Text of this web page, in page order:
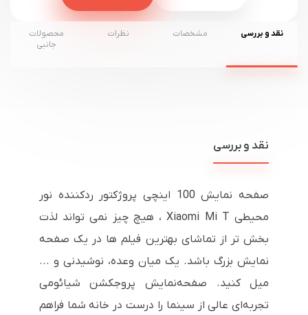
نقد و بررسی مشخصات نظرات
محصولات
جانبی
نقد و بررسی
صفحه نمایش 100 اینچی پروژکتور ردکننده نور
محیطی Xiaomi Mi T ، هیچ چیز نمی تواند لذت
بخش تر از تماشای بهترین فیلم ها در یک صفحه
نمایش بزرگ باشد. یک میان وعده، نوشیدنی و ...
میل کنید. صفحه‌نمایش پروجکشن شیائومی
تجربه‌ای عالی از سینما را درست در خانه شما فراهم